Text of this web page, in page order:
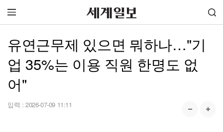
유연근무제 있으면 뭐하나…"기
업 35%는 이용 직원 한명도 없
어"
입력 : 2026-07-09 11:11